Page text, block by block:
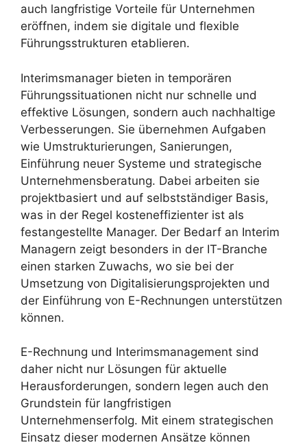
auch langfristige Vorteile für Unternehmen
eröffnen, indem sie digitale und flexible
Führungsstrukturen etablieren.
Interimsmanager bieten in temporären
Führungssituationen nicht nur schnelle und
effektive Lösungen, sondern auch nachhaltige
Verbesserungen. Sie übernehmen Aufgaben
wie Umstrukturierungen, Sanierungen,
Einführung neuer Systeme und strategische
Unternehmensberatung. Dabei arbeiten sie
projektbasiert und auf selbstständiger Basis,
was in der Regel kosteneffizienter ist als
festangestellte Manager. Der Bedarf an Interim
Managern zeigt besonders in der IT-Branche
einen starken Zuwachs, wo sie bei der
Umsetzung von Digitalisierungsprojekten und
der Einführung von E-Rechnungen unterstützen
können.
E-Rechnung und Interimsmanagement sind
daher nicht nur Lösungen für aktuelle
Herausforderungen, sondern legen auch den
Grundstein für langfristigen
Unternehmenserfolg. Mit einem strategischen
Einsatz dieser modernen Ansätze können